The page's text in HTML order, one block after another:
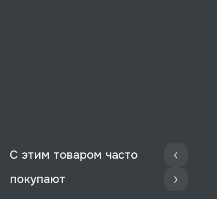
С этим товаром часто
покупают